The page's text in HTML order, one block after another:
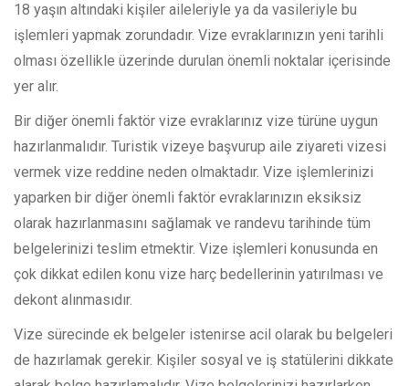
18 yaşın altındaki kişiler aileleriyle ya da vasileriyle bu
işlemleri yapmak zorundadır. Vize evraklarınızın yeni tarihli
olması özellikle üzerinde durulan önemli noktalar içerisinde
yer alır.
Bir diğer önemli faktör vize evraklarınız vize türüne uygun
hazırlanmalıdır. Turistik vizeye başvurup aile ziyareti vizesi
vermek vize reddine neden olmaktadır. Vize işlemlerinizi
yaparken bir diğer önemli faktör evraklarınızın eksiksiz
olarak hazırlanmasını sağlamak ve randevu tarihinde tüm
belgelerinizi teslim etmektir. Vize işlemleri konusunda en
çok dikkat edilen konu vize harç bedellerinin yatırılması ve
dekont alınmasıdır.
Vize sürecinde ek belgeler istenirse acil olarak bu belgeleri
de hazırlamak gerekir. Kişiler sosyal ve iş statülerini dikkate